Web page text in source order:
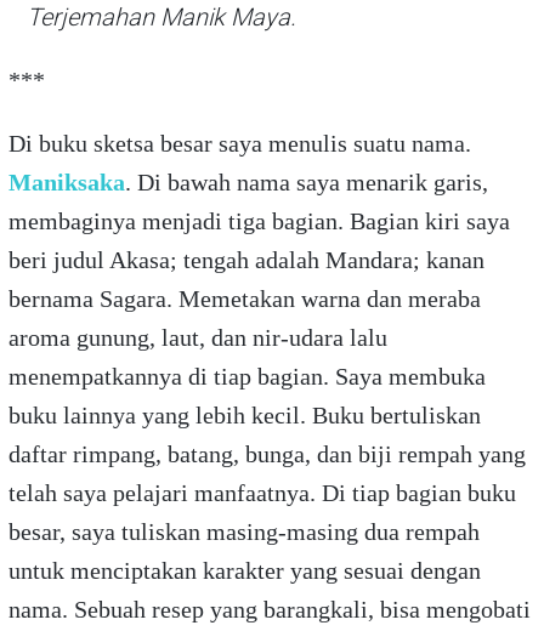
Terjemahan Manik Maya.
***
Di buku sketsa besar saya menulis suatu nama.
Maniksaka. Di bawah nama saya menarik garis,
membaginya menjadi tiga bagian. Bagian kiri saya
beri judul Akasa; tengah adalah Mandara; kanan
bernama Sagara. Memetakan warna dan meraba
aroma gunung, laut, dan nir-udara lalu
menempatkannya di tiap bagian. Saya membuka
buku lainnya yang lebih kecil. Buku bertuliskan
daftar rimpang, batang, bunga, dan biji rempah yang
telah saya pelajari manfaatnya. Di tiap bagian buku
besar, saya tuliskan masing-masing dua rempah
untuk menciptakan karakter yang sesuai dengan
nama. Sebuah resep yang barangkali, bisa mengobati